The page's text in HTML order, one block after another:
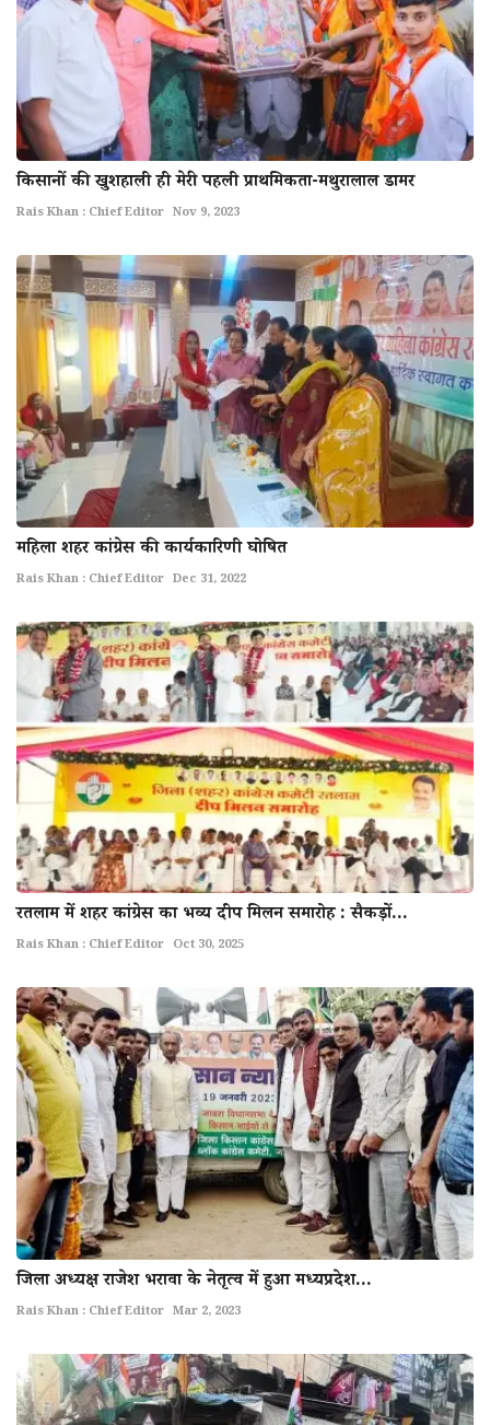
किसानों की खुशहाली ही मेरी पहली प्राथमिकता-मथुरालाल डामर
Rais Khan : Chief Editor Nov 9, 2023
महिला शहर कांग्रेस की कार्यकारिणी घोषित
Rais Khan : Chief Editor Dec 31, 2022
रतलाम में शहर कांग्रेस का भव्य दीप मिलन समारोह : सैकड़ों...
Rais Khan : Chief Editor Oct 30, 2025
जिला अध्यक्ष राजेश भरावा के नेतृत्व में हुआ मध्यप्रदेश...
Rais Khan : Chief Editor Mar 2, 2023